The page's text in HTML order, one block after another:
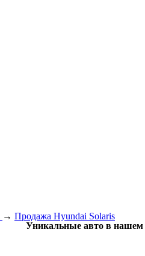
→ Продажа Hyundai Solaris
Уникальные авто в нашем